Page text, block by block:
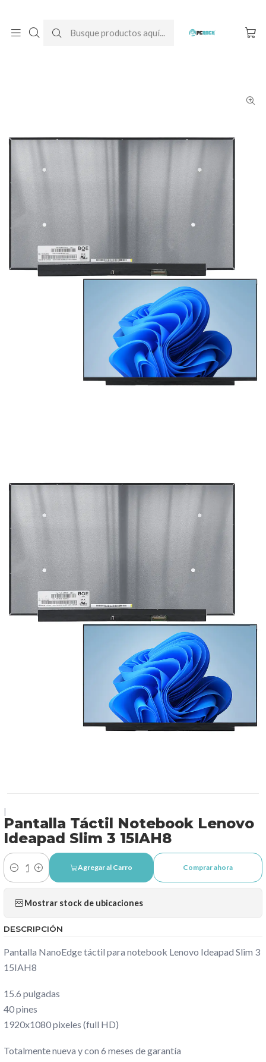
Pantalla Táctil Notebook Lenovo
Ideapad Slim 3 15IAH8
Cantidad
Agregar al Carro Comprar ahora
Mostrar stock de ubicaciones
DESCRIPCIÓN
Pantalla NanoEdge táctil para notebook Lenovo Ideapad Slim 3
15IAH8
15.6 pulgadas
40 pines
1920x1080 pixeles (full HD)
Totalmente nueva y con 6 meses de garantía